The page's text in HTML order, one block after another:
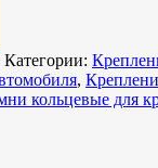
Категории:
,
кольцевые для